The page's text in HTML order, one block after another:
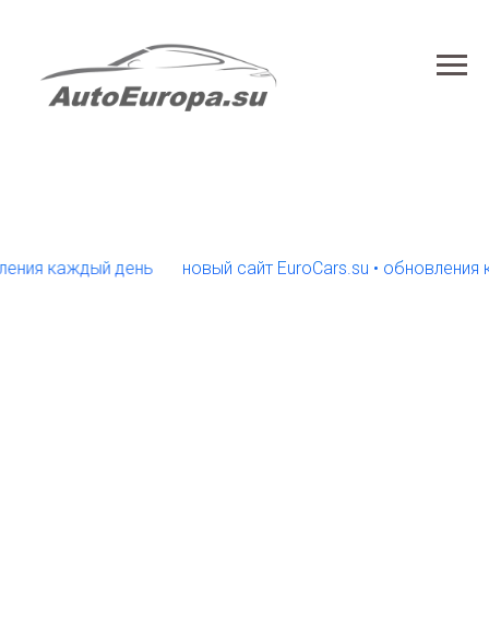
каждый день новый сайт EuroCars.su • обновления